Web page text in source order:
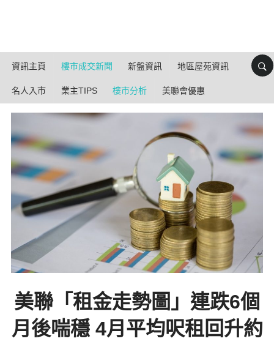
資訊主頁 樓市成交新聞 新盤資訊 地區屋苑資訊
名人入市 業主TIPS 樓市分析 美聯會優惠
美聯「租金走勢圖」連跌6個
月後喘穩 4月平均呎租回升約